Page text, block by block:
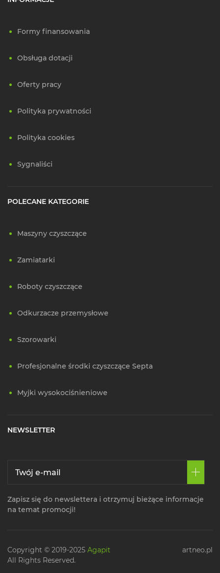
Formy finansowania
Obsługa dotacji
Oferty pracy
Polityka prywatności
Polityka cookies
Sygnaliści
POLECANE KATEGORIE
Maszyny czyszczące
Zamiatarki
Roboty czyszczące
Odkurzacze przemysłowe
Szorowarki
Profesjonalne środki czyszczące Septa
Myjki wysokociśnieniowe
NEWSLETTER
Zapisz się do newslettera i otrzymuj bieżące informacje
na temat promocji!
Copyright © 2019-2025 Agapit
All Rights Reserved.
artneo.pl